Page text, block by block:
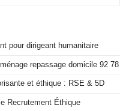
pour dirigeant humanitaire
repassage domicile 92 78
et éthique : RSE & 5D
Recrutement Éthique